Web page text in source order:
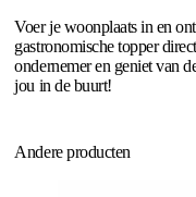
Voer je woonplaats in en
gastronomische topper
ondernemer en geniet van
jou in de buurt!
Andere producten